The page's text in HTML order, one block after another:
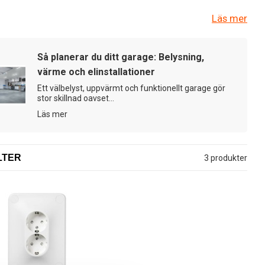
har en slaghållfasthet enligt IK09 - den näst högsta
för ökad flexibilitet. Sortimentet omfattar vägguttag,
i polarvitt utförande. En lösning för dig som söker slitstarka
Läs mer
Så planerar du ditt garage: Belysning,
värme och elinstallationer
Ett välbelyst, uppvärmt och funktionellt garage gör
stor skillnad oavset...
Läs mer
3 produkter